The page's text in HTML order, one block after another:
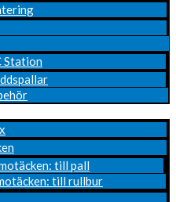
Station
till pall
till rullbur